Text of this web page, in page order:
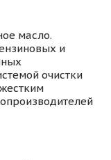
масло.
и
очистки